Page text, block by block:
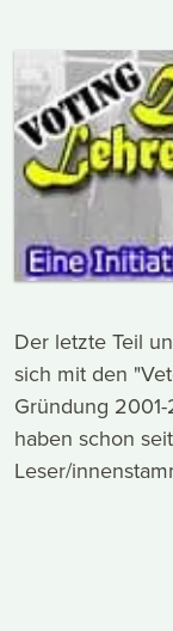
Der letzte Teil
sich mit den
Gründung
haben schon
Leser/